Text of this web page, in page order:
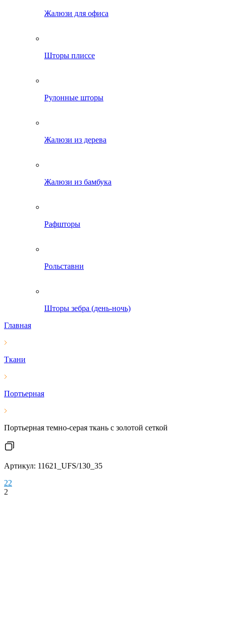
Жалюзи для офиса
Шторы плиссе
Рулонные шторы
Жалюзи из дерева
Жалюзи из бамбука
Рафшторы
Рольставни
Шторы зебра (день-ночь)
Главная
Ткани
Портьерная
Портьерная темно-серая ткань с золотой сеткой
Артикул: 11621_UFS/130_35
22
2